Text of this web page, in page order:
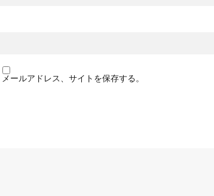
ールアドレス、サイトを保存する。